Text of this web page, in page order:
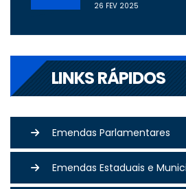
26 FEV 2025
LINKS RÁPIDOS
Emendas Parlamentares
Emendas Estaduais e